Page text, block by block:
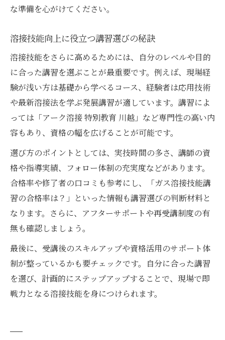
な準備を心がけてください。
溶接技能向上に役立つ講習選びの秘訣
溶接技能をさらに高めるためには、自分のレベルや目的
に合った講習を選ぶことが最重要です。例えば、現場経
験が浅い方は基礎から学べるコース、経験者は応用技術
や最新溶接法を学ぶ発展講習が適しています。講習によ
っては「アーク溶接 特別教育 川越」など専門性の高い内
容もあり、資格の幅を広げることが可能です。
選び方のポイントとしては、実技時間の多さ、講師の資
格や指導実績、フォロー体制の充実度などがあります。
合格率や修了者の口コミも参考にし、「ガス溶接技能講
習の合格率は？」といった情報も講習選びの判断材料と
なります。さらに、アフターサポートや再受講制度の有
無も確認しましょう。
最後に、受講後のスキルアップや資格活用のサポート体
制が整っているかも要チェックです。自分に合った講習
を選び、計画的にステップアップすることで、現場で即
戦力となる溶接技能を身につけられます。